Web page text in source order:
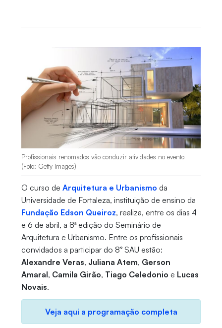
Profissionais renomados vão conduzir atividades no evento
(Foto: Getty Images)
O curso de Arquitetura e Urbanismo da
Universidade de Fortaleza, instituição de ensino da
Fundação Edson Queiroz, realiza, entre os dias 4
e 6 de abril, a 8ª edição do Seminário de
Arquitetura e Urbanismo. Entre os profissionais
convidados a participar do 8° SAU estão:
Alexandre Veras, Juliana Atem, Gerson
Amaral, Camila Girão, Tiago Celedonio e Lucas
Novais.
Veja aqui a programação completa